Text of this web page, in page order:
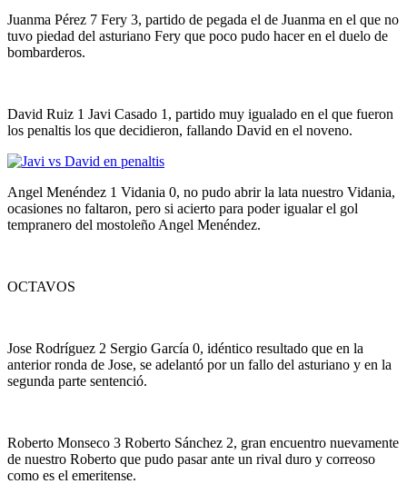
Juanma Pérez 7 Fery 3, partido de pegada el de Juanma en el que no
tuvo piedad del asturiano Fery que poco pudo hacer en el duelo de
bombarderos.
David Ruiz 1 Javi Casado 1, partido muy igualado en el que fueron
los penaltis los que decidieron, fallando David en el noveno.
Angel Menéndez 1 Vidania 0, no pudo abrir la lata nuestro Vidania,
ocasiones no faltaron, pero si acierto para poder igualar el gol
tempranero del mostoleño Angel Menéndez.
OCTAVOS
Jose Rodríguez 2 Sergio García 0, idéntico resultado que en la
anterior ronda de Jose, se adelantó por un fallo del asturiano y en la
segunda parte sentenció.
Roberto Monseco 3 Roberto Sánchez 2, gran encuentro nuevamente
de nuestro Roberto que pudo pasar ante un rival duro y correoso
como es el emeritense.